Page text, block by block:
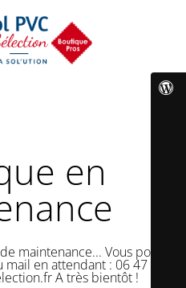
en
maintenance... Vous pouvez
en attendant : 06 47 50 18
A très bientôt !